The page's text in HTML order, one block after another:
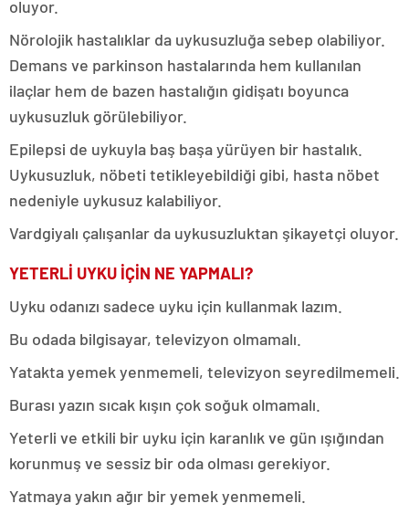
oluyor.
Nörolojik hastalıklar da uykusuzluğa sebep olabiliyor.
Demans ve parkinson hastalarında hem kullanılan
ilaçlar hem de bazen hastalığın gidişatı boyunca
uykusuzluk görülebiliyor.
Epilepsi de uykuyla baş başa yürüyen bir hastalık.
Uykusuzluk, nöbeti tetikleyebildiği gibi, hasta nöbet
nedeniyle uykusuz kalabiliyor.
Vardgiyalı çalışanlar da uykusuzluktan şikayetçi oluyor.
YETERLİ UYKU İÇİN NE YAPMALI?
Uyku odanızı sadece uyku için kullanmak lazım.
Bu odada bilgisayar, televizyon olmamalı.
Yatakta yemek yenmemeli, televizyon seyredilmemeli.
Burası yazın sıcak kışın çok soğuk olmamalı.
Yeterli ve etkili bir uyku için karanlık ve gün ışığından
korunmuş ve sessiz bir oda olması gerekiyor.
Yatmaya yakın ağır bir yemek yenmemeli.